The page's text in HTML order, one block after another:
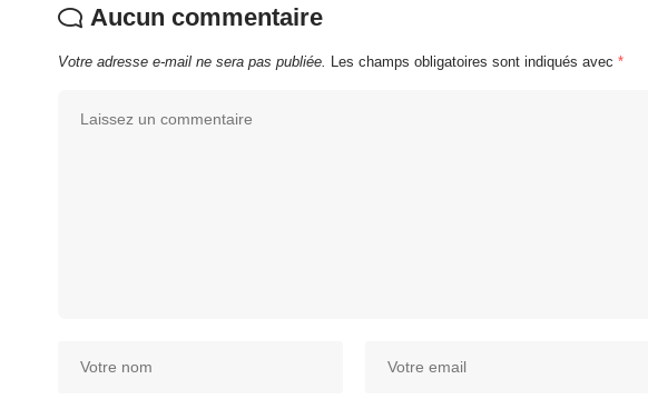
Aucun commentaire
Votre adresse e-mail ne sera pas publiée. Les champs obligatoires sont indiqués avec *